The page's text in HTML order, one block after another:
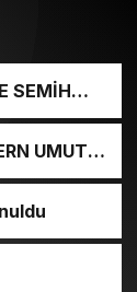
SEMİH
UMUT